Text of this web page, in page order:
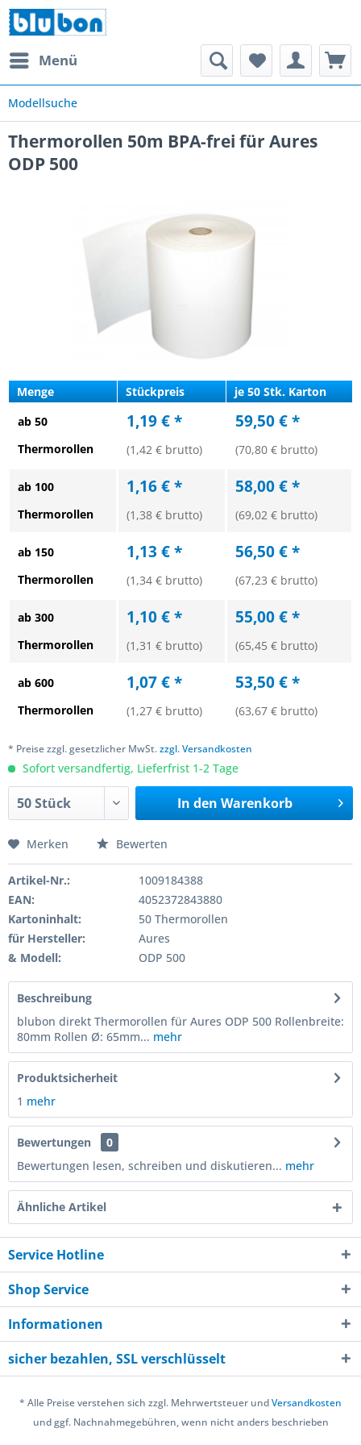
Menü
Modellsuche
Thermorollen 50m BPA-frei für Aures
ODP 500
Menge Stückpreis
je 50 Stk. Karton
ab 50
Thermorollen
1,19 € *
(1,42 € brutto)
59,50 € *
(70,80 € brutto)
ab 100
Thermorollen
1,16 € *
(1,38 € brutto)
58,00 € *
(69,02 € brutto)
ab 150
Thermorollen
1,13 € *
(1,34 € brutto)
56,50 € *
(67,23 € brutto)
ab 300
Thermorollen
1,10 € *
(1,31 € brutto)
55,00 € *
(65,45 € brutto)
ab 600
Thermorollen
1,07 € *
(1,27 € brutto)
53,50 € *
(63,67 € brutto)
* Preise zzgl. gesetzlicher MwSt.zzgl. Versandkosten
Sofort versandfertig, Lieferfrist 1-2 Tage
In den Warenkorb
Merken Bewerten
Artikel-Nr.:
1009184388
EAN:
4052372843880
Kartoninhalt:
50 Thermorollen
für Hersteller:
Aures
& Modell:
ODP 500
Beschreibung
blubon direkt Thermorollen für Aures ODP 500 Rollenbreite:
80mm Rollen Ø: 65mm... mehr
Produktsicherheit
1 mehr
Bewertungen
0
Bewertungen lesen, schreiben und diskutieren... mehr
Ähnliche Artikel
Service Hotline
Shop Service
Informationen
sicher bezahlen, SSL verschlüsselt
* Alle Preise verstehen sich zzgl. Mehrwertsteuer undVersandkosten
und ggf. Nachnahmegebühren, wenn nicht anders beschrieben